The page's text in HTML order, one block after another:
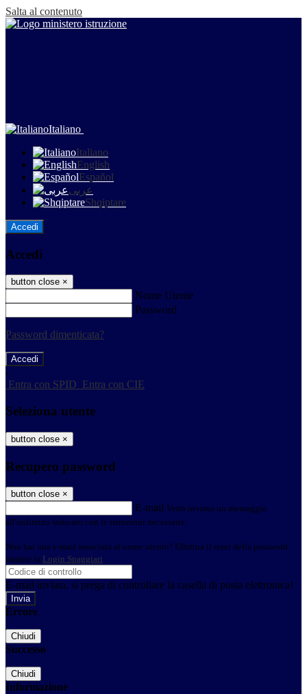
Salta al contenuto
Italiano
Italiano
English
Español
عربى
Shqiptare
Accedi
Accedi
button close ×
Nome Utente
Password
Password dimenticata?
-
Entra con SPID Entra con CIE
Seleziona utente
button close ×
Recupero password
button close ×
E-mail Verrà inviato un messaggio
all'indirizzo indicato con le istruzioni necessarie.
Non hai una e-mail associata al nome utente? Effettua il reset della password
tramite la Login Spaggiari
E-mail inviata, si prega di controllare la casella di posta elettronica!
Errore
Chiudi
Successo
Chiudi
Informazione